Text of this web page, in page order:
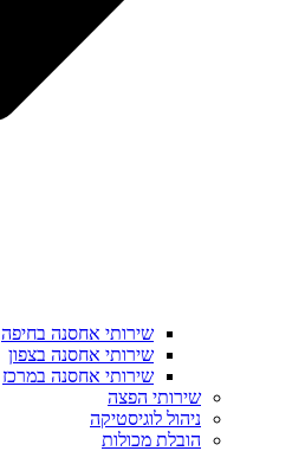
שירותי אחסנה בחיפה
שירותי אחסנה בצפון
שירותי אחסנה במרכז
שירותי הפצה
ניהול לוגיסטיקה
הובלת מכולות